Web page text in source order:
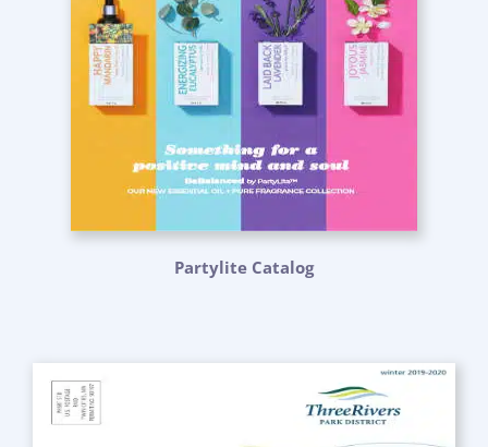
Partylite Catalog